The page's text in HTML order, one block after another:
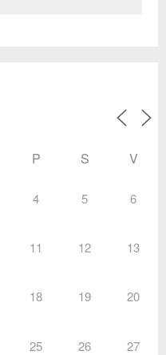
P S V
4 5 6
11 12 13
18 19 20
25 26 27